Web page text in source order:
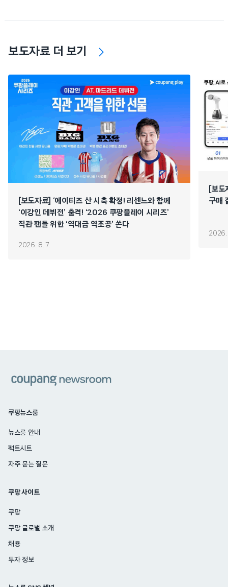
보도자료 더 보기
[보도자료] ‘에이티즈 산 시축 확정! 리센느와 함께
‘이강인 데뷔전’ 출격! ‘2026 쿠팡플레이 시리즈’
직관 팬들 위한 ‘역대급 역조공’ 쏜다
2026. 8. 7.
[보
구매
2026.
쿠팡뉴스룸
뉴스룸 안내
팩트시트
자주 묻는 질문
쿠팡 사이트
쿠팡
쿠팡 글로벌 소개
채용
투자 정보